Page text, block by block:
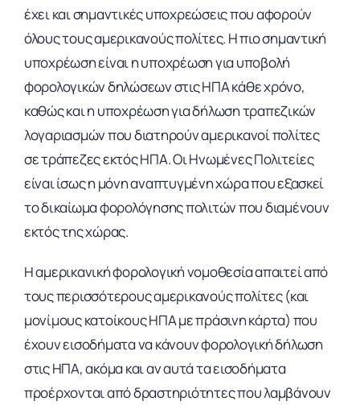
έχει και σημαντικές υποχρεώσεις που αφορούν
όλους τους αμερικανούς πολίτες. Η πιο σημαντική
υποχρέωση είναι η υποχρέωση για υποβολή
φορολογικών δηλώσεων στις ΗΠΑ κάθε χρόνο,
καθώς και η υποχρέωση για δήλωση τραπεζικών
λογαριασμών που διατηρούν αμερικανοί πολίτες
σε τράπεζες εκτός ΗΠΑ. Οι Ηνωμένες Πολιτείες
είναι ίσως η μόνη αναπτυγμένη χώρα που εξασκεί
το δικαίωμα φορολόγησης πολιτών που διαμένουν
εκτός της χώρας.
Η αμερικανική φορολογική νομοθεσία απαιτεί από
τους περισσότερους αμερικανούς πολίτες (και
μονίμους κατοίκους ΗΠΑ με πράσινη κάρτα) που
έχουν εισοδήματα να κάνουν φορολογική δήλωση
στις ΗΠΑ, ακόμα και αν αυτά τα εισοδήματα
προέρχονται από δραστηριότητες που λαμβάνουν